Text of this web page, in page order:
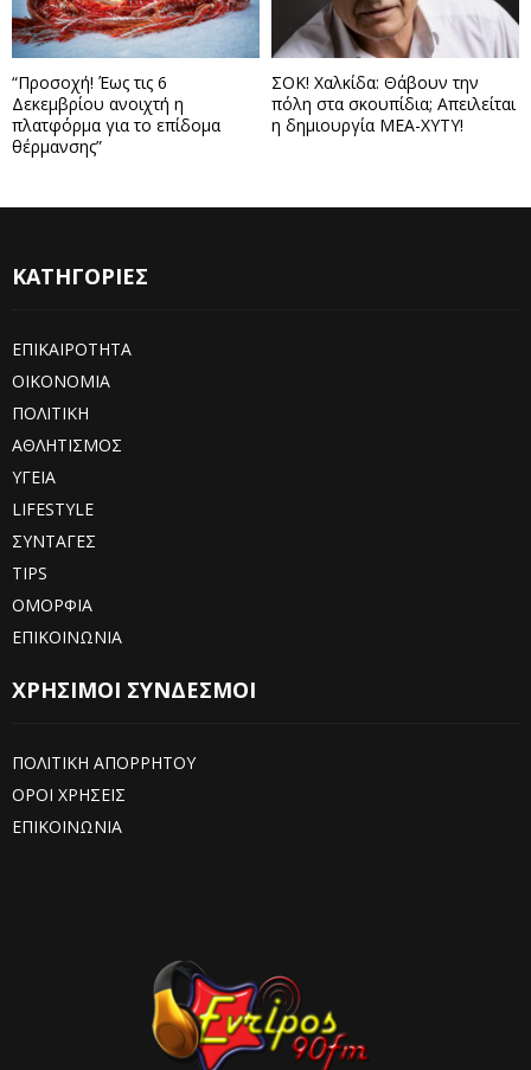
“Προσοχή! Έως τις 6
Δεκεμβρίου ανοιχτή η
πλατφόρμα για το επίδομα
θέρμανσης”
ΣΟΚ! Χαλκίδα: Θάβουν την
πόλη στα σκουπίδια; Απειλείται
η δημιουργία ΜΕΑ-ΧΥΤΥ!
ΚΑΤΗΓΟΡΙΕΣ
ΕΠΙΚΑΙΡΟΤΗΤΑ
ΟΙΚΟΝΟΜΙΑ
ΠΟΛΙΤΙΚΗ
ΑΘΛΗΤΙΣΜΟΣ
ΥΓΕΙΑ
LIFESTYLE
ΣΥΝΤΑΓΕΣ
TIPS
ΟΜΟΡΦΙΑ
ΕΠΙΚΟΙΝΩΝΙΑ
ΧΡΗΣΙΜΟΙ ΣΥΝΔΕΣΜΟΙ
ΠΟΛΙΤΙΚΗ ΑΠΟΡΡΗΤΟΥ
ΟΡΟΙ ΧΡΗΣΕΙΣ
ΕΠΙΚΟΙΝΩΝΙΑ